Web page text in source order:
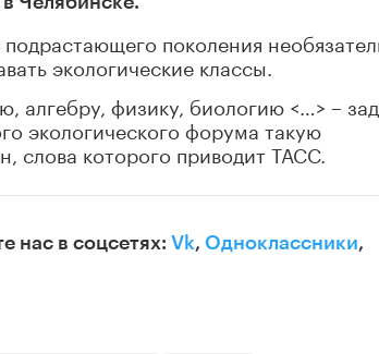
поколения
экологические классы.
алгебру, физику, биологию <…> –
экологического форума такую
слова которого приводит ТАСС.
нас в соцсетях: Vk, Одноклассники,